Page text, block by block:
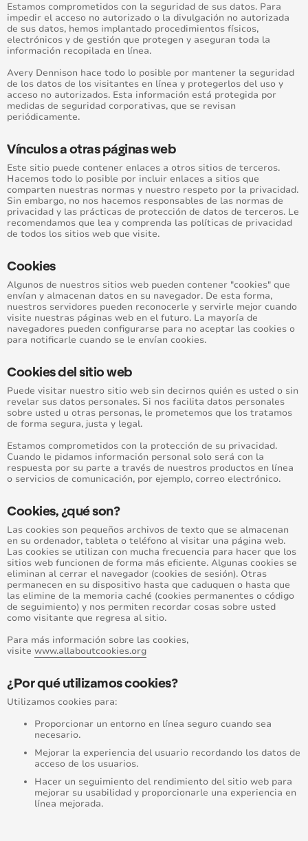
Estamos comprometidos con la seguridad de sus datos. Para
impedir el acceso no autorizado o la divulgación no autorizada
de sus datos, hemos implantado procedimientos físicos,
electrónicos y de gestión que protegen y aseguran toda la
información recopilada en línea.
Avery Dennison hace todo lo posible por mantener la seguridad
de los datos de los visitantes en línea y protegerlos del uso y
acceso no autorizados. Esta información está protegida por
medidas de seguridad corporativas, que se revisan
periódicamente.
Vínculos a otras páginas web
Este sitio puede contener enlaces a otros sitios de terceros.
Hacemos todo lo posible por incluir enlaces a sitios que
comparten nuestras normas y nuestro respeto por la privacidad.
Sin embargo, no nos hacemos responsables de las normas de
privacidad y las prácticas de protección de datos de terceros. Le
recomendamos que lea y comprenda las políticas de privacidad
de todos los sitios web que visite.
Cookies
Algunos de nuestros sitios web pueden contener "cookies" que
envían y almacenan datos en su navegador. De esta forma,
nuestros servidores pueden reconocerle y servirle mejor cuando
visite nuestras páginas web en el futuro. La mayoría de
navegadores pueden configurarse para no aceptar las cookies o
para notificarle cuando se le envían cookies.
Cookies del sitio web
Puede visitar nuestro sitio web sin decirnos quién es usted o sin
revelar sus datos personales. Si nos facilita datos personales
sobre usted u otras personas, le prometemos que los tratamos
de forma segura, justa y legal.
Estamos comprometidos con la protección de su privacidad.
Cuando le pidamos información personal solo será con la
respuesta por su parte a través de nuestros productos en línea
o servicios de comunicación, por ejemplo, correo electrónico.
Cookies, ¿qué son?
Las cookies son pequeños archivos de texto que se almacenan
en su ordenador, tableta o teléfono al visitar una página web.
Las cookies se utilizan con mucha frecuencia para hacer que los
sitios web funcionen de forma más eficiente. Algunas cookies se
eliminan al cerrar el navegador (cookies de sesión). Otras
permanecen en su dispositivo hasta que caduquen o hasta que
las elimine de la memoria caché (cookies permanentes o código
de seguimiento) y nos permiten recordar cosas sobre usted
como visitante que regresa al sitio.
Para más información sobre las cookies,
visite www.allaboutcookies.org
¿Por qué utilizamos cookies?
Utilizamos cookies para:
Proporcionar un entorno en línea seguro cuando sea
necesario.
Mejorar la experiencia del usuario recordando los datos de
acceso de los usuarios.
Hacer un seguimiento del rendimiento del sitio web para
mejorar su usabilidad y proporcionarle una experiencia en
línea mejorada.